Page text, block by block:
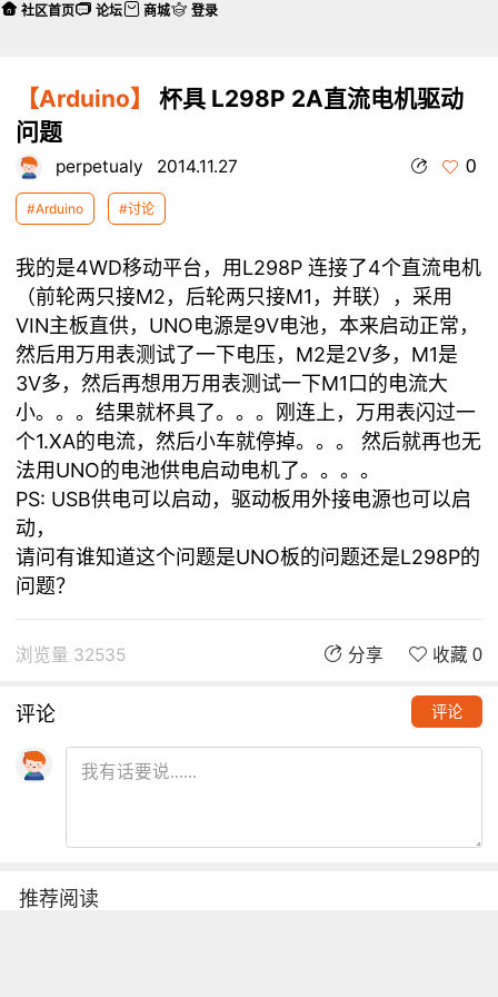
【Arduino】
杯具 L298P 2A直流电机驱动
问题
perpetualy 2014.11.27 0
#Arduino #讨论
我的是4WD移动平台，用L298P 连接了4个直流电机
（前轮两只接M2，后轮两只接M1，并联），采用
VIN主板直供，UNO电源是9V电池，本来启动正常，
然后用万用表测试了一下电压，M2是2V多，M1是
3V多，然后再想用万用表测试一下M1口的电流大
小。。。结果就杯具了。。。刚连上，万用表闪过一
个1.XA的电流，然后小车就停掉。。。 然后就再也无
法用UNO的电池供电启动电机了。。。。
PS: USB供电可以启动，驱动板用外接电源也可以启
动，
请问有谁知道这个问题是UNO板的问题还是L298P的
问题？
浏览量 32535 分享 收藏 0
评论 评论
推荐阅读
社区首页 论坛 商城 登录